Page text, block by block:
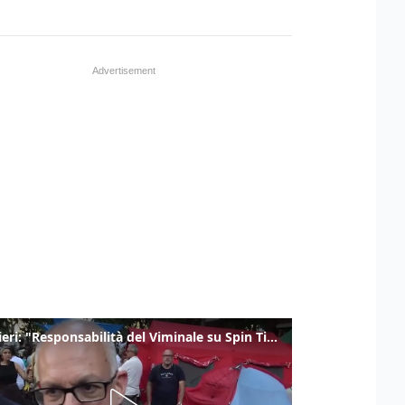
Gualtieri: "Responsabilità del Viminale su Spin Time? La posizione dei partiti è nota"